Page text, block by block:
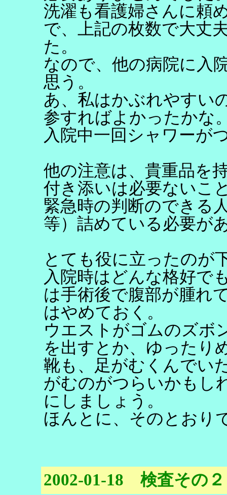
洗濯も看護婦さんに頼
で、上記の枚数で大丈
た。
なので、他の病院に入
思う。
あ、私はかぶれやすい
参すればよかったかな
入院中一回シャワーが
他の注意は、貴重品を
付き添いは必要ないこ
緊急時の判断のできる
等）詰めている必要が
とても役に立ったのが
入院時はどんな格好で
は手術後で腹部が腫れ
はやめておく。
ウエストがゴムのズボ
を出すとか、ゆったり
靴も、足がむくんでい
がむのがつらいかもし
にしましょう。
ほんとに、そのとおり
2002-01-18 検査その２